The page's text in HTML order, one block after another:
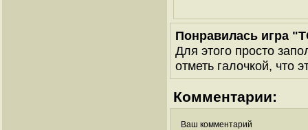
Понравилась игра
Для этого просто
отметь галочкой, что
Комментарии:
Ваш комментарий